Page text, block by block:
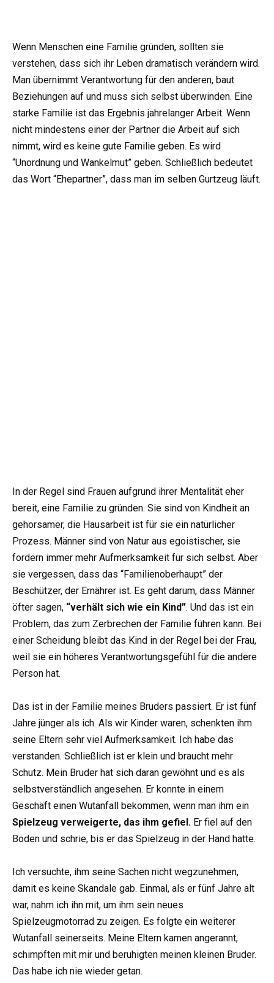
Wenn Menschen eine Familie gründen, sollten sie
verstehen, dass sich ihr Leben dramatisch verändern wird.
Man übernimmt Verantwortung für den anderen, baut
Beziehungen auf und muss sich selbst überwinden. Eine
starke Familie ist das Ergebnis jahrelanger Arbeit. Wenn
nicht mindestens einer der Partner die Arbeit auf sich
nimmt, wird es keine gute Familie geben. Es wird
“Unordnung und Wankelmut” geben. Schließlich bedeutet
das Wort “Ehepartner”, dass man im selben Gurtzeug läuft.
In der Regel sind Frauen aufgrund ihrer Mentalität eher
bereit, eine Familie zu gründen. Sie sind von Kindheit an
gehorsamer, die Hausarbeit ist für sie ein natürlicher
Prozess. Männer sind von Natur aus egoistischer, sie
fordern immer mehr Aufmerksamkeit für sich selbst. Aber
sie vergessen, dass das “Familienoberhaupt” der
Beschützer, der Ernährer ist. Es geht darum, dass Männer
öfter sagen, “verhält sich wie ein Kind”. Und das ist ein
Problem, das zum Zerbrechen der Familie führen kann. Bei
einer Scheidung bleibt das Kind in der Regel bei der Frau,
weil sie ein höheres Verantwortungsgefühl für die andere
Person hat.
Das ist in der Familie meines Bruders passiert. Er ist fünf
Jahre jünger als ich. Als wir Kinder waren, schenkten ihm
seine Eltern sehr viel Aufmerksamkeit. Ich habe das
verstanden. Schließlich ist er klein und braucht mehr
Schutz. Mein Bruder hat sich daran gewöhnt und es als
selbstverständlich angesehen. Er konnte in einem
Geschäft einen Wutanfall bekommen, wenn man ihm ein
Spielzeug verweigerte, das ihm gefiel. Er fiel auf den
Boden und schrie, bis er das Spielzeug in der Hand hatte.
Ich versuchte, ihm seine Sachen nicht wegzunehmen,
damit es keine Skandale gab. Einmal, als er fünf Jahre alt
war, nahm ich ihn mit, um ihm sein neues
Spielzeugmotorrad zu zeigen. Es folgte ein weiterer
Wutanfall seinerseits. Meine Eltern kamen angerannt,
schimpften mit mir und beruhigten meinen kleinen Bruder.
Das habe ich nie wieder getan.